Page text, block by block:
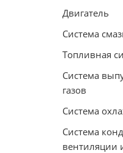
Двигатель
Система
Топливная
Система
газов
Система
Система
вентиляции